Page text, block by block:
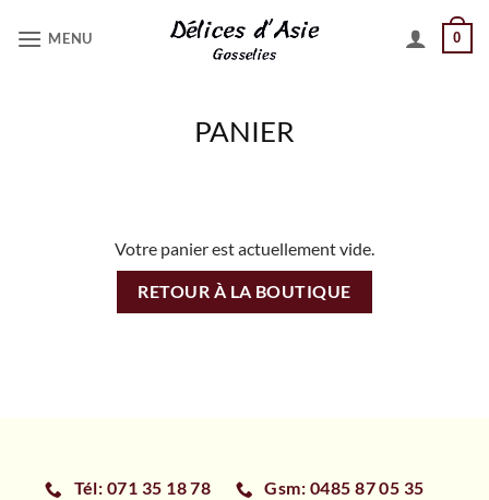
MENU 0
PANIER
Votre panier est actuellement vide.
RETOUR À LA BOUTIQUE
Tél: 071 35 18 78 Gsm: 0485 87 05 35